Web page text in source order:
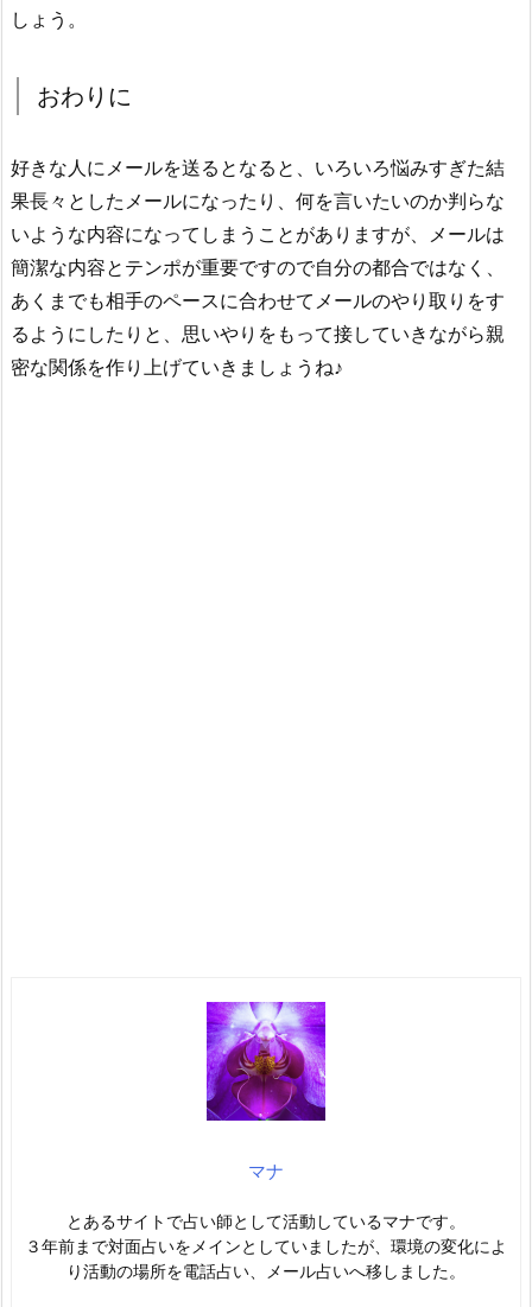
しょう。
おわりに
好きな人にメールを送るとなると、いろいろ悩みすぎた結
果長々としたメールになったり、何を言いたいのか判らな
いような内容になってしまうことがありますが、メールは
簡潔な内容とテンポが重要ですので自分の都合ではなく、
あくまでも相手のペースに合わせてメールのやり取りをす
るようにしたりと、思いやりをもって接していきながら親
密な関係を作り上げていきましょうね♪
マナ
とあるサイトで占い師として活動しているマナです。
３年前まで対面占いをメインとしていましたが、環境の変化によ
り活動の場所を電話占い、メール占いへ移しました。